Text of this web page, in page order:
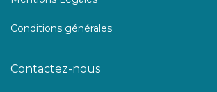
Conditions générales
Contactez-nous